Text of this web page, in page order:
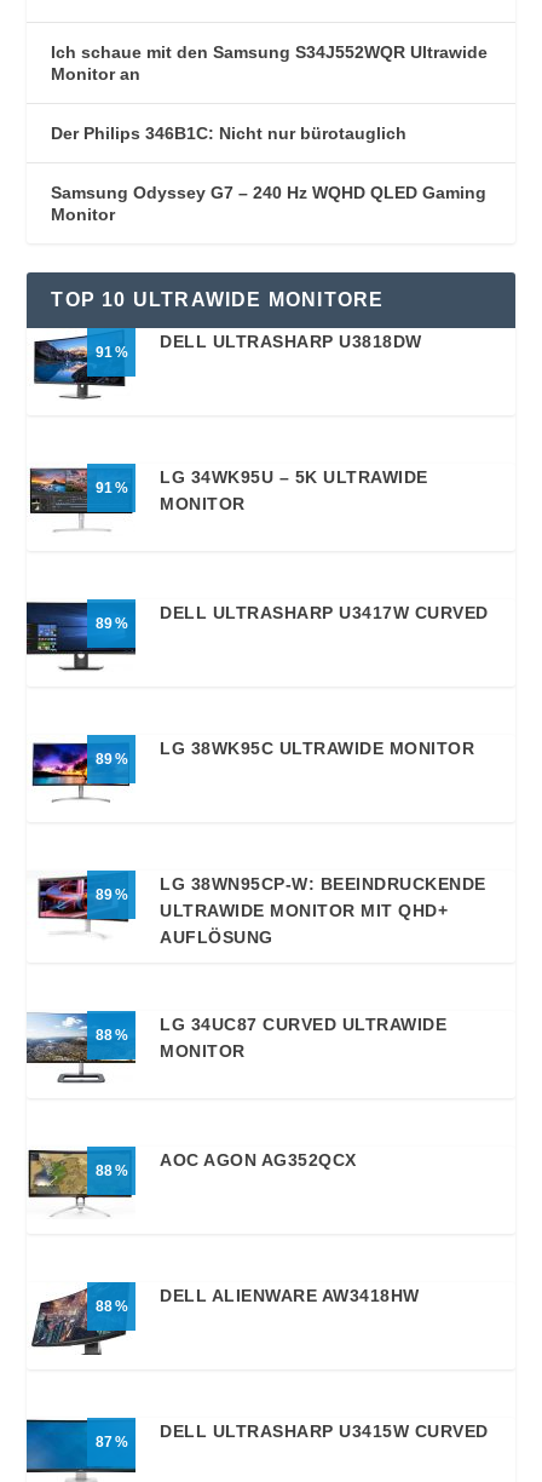
Ich schaue mit den Samsung S34J552WQR Ultrawide
Monitor an
Der Philips 346B1C: Nicht nur bürotauglich
Samsung Odyssey G7 – 240 Hz WQHD QLED Gaming
Monitor
TOP 10 ULTRAWIDE MONITORE
91
DELL ULTRASHARP U3818DW
91
LG 34WK95U – 5K ULTRAWIDE
MONITOR
89
DELL ULTRASHARP U3417W CURVED
89
LG 38WK95C ULTRAWIDE MONITOR
89
LG 38WN95CP-W: BEEINDRUCKENDE
ULTRAWIDE MONITOR MIT QHD+
AUFLÖSUNG
88
LG 34UC87 CURVED ULTRAWIDE
MONITOR
88
AOC AGON AG352QCX
88
DELL ALIENWARE AW3418HW
87
DELL ULTRASHARP U3415W CURVED